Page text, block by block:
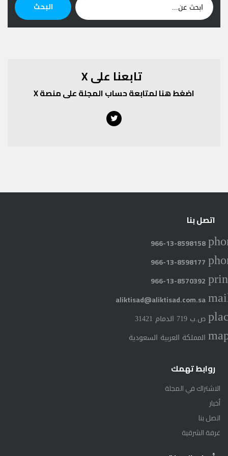
عن:
البحث
تابعنا على X
اضغط هنا لمتابعة حساب المجلة على منصة X
Twitter
اتصل بنا
966-13-8598158
966-13-8598177
966-13-8570392
aliktisad@aliktisad.com.sa
ص.ب 719 الدمام 31421
المملكة العربية السعودية
روابط تهمك
الاشتراك في المجلة
أخبار
اتصل بنا
غرفة الشرقية